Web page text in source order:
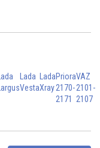
Lada
Largus
Lada
Vesta
Lada
Xray
Priora
2170-
2171
VAZ
2101-
2107